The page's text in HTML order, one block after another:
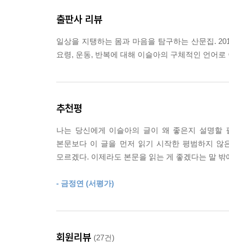
출판사 리뷰
일상을 지탱하는 몸과 마음을 탐구하는 산문집.
요령, 운동, 반복에 대해 이슬아의 구체적인 언어로
추천평
나는 당신에게 이슬아의 글이 왜 좋은지 설명
본문보다 이 글을 먼저 읽기 시작한 평범하지 않
모르겠다. 이제라도 본문을 읽는 게 좋겠다는 말
- 금정연 (서평가)
회원리뷰 (27건)